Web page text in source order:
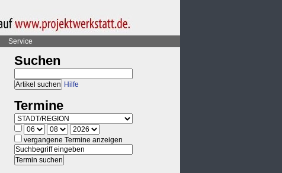
Service
Suchen
Hilfe
Termine
vergangene Termine anzeigen